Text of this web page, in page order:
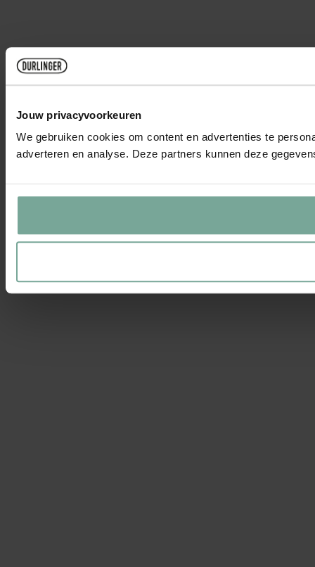
Jouw privacyvoorkeuren
We gebruiken cookies om content en advertenties te
adverteren en analyse. Deze partners kunnen deze